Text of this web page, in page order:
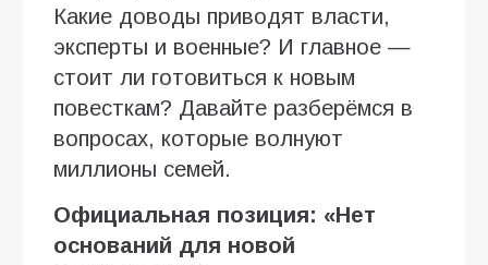
Какие доводы приводят власти,
эксперты и военные? И главное —
стоит ли готовиться к новым
повесткам? Давайте разберёмся в
вопросах, которые волнуют
миллионы семей.
Официальная позиция: «Нет
оснований для новой